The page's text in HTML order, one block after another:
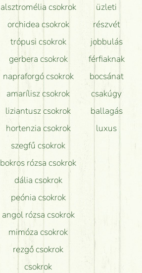
alsztromélia csokrok
orchidea csokrok
trópusi csokrok
gerbera csokrok
napraforgó csokrok
amarílisz csokrok
liziantusz csokrok
hortenzia csokrok
szegfű csokrok
bokros rózsa csokrok
dália csokrok
peónia csokrok
angol rózsa csokrok
mimóza csokrok
rezgő csokrok
csokrok
üzleti
részvét
jobbulás
férfiaknak
bocsánat
csakúgy
ballagás
luxus